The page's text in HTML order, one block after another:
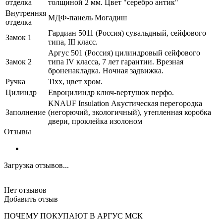
отделка
толщиной 2 мм. Цвет "серебро антик"
Внутренняя
отделка
МДФ-панель Могадиш
Замок 1
Гардиан 5011 (Россия) сувальдный, сейфового
типа, III класс.
Замок 2
Аргус 501 (Россия) цилиндровый сейфового
типа IV класса, 7 лет гарантии. Врезная
броненакладка. Ночная задвижка.
Ручка
Tixx, цвет хром.
Цилиндр
Евроцилиндр ключ-вертушок перфо.
Заполнение
KNAUF Insulation Акустическая перегородка
(негорючий, экологичный), утепленная коробка
двери, проклейка изолоном
Отзывы
Загрузка отзывов...
Нет отзывов
Добавить отзыв
ПОЧЕМУ ПОКУПАЮТ В АРГУС МСК